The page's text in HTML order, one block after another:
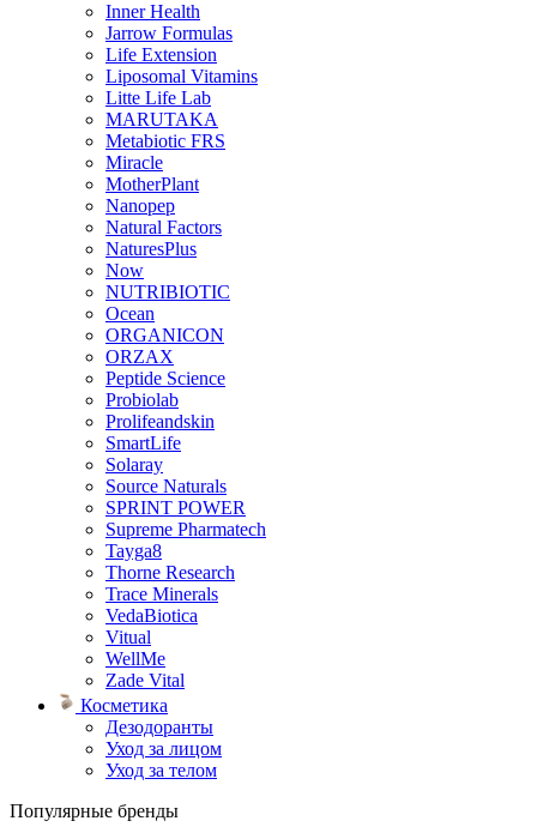
Inner Health
Jarrow Formulas
Life Extension
Liposomal Vitamins
Litte Life Lab
MARUTAKA
Metabiotic FRS
Miracle
MotherPlant
Nanopep
Natural Factors
NaturesPlus
Now
NUTRIBIOTIC
Ocean
ORGANICON
ORZAX
Peptide Science
Probiolab
Prolifeandskin
SmartLife
Solaray
Source Naturals
SPRINT POWER
Supreme Pharmatech
Tayga8
Thorne Research
Trace Minerals
VedaBiotica
Vitual
WellMe
Zade Vital
Косметика
Дезодоранты
Уход за лицом
Уход за телом
Популярные бренды